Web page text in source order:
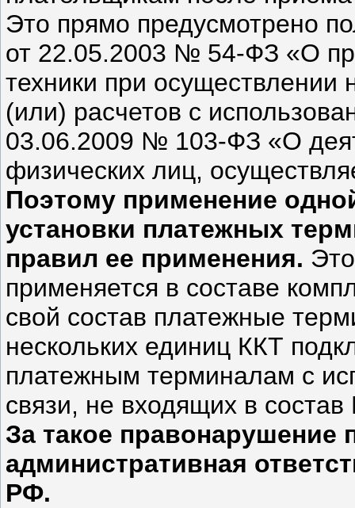
Это прямо предусмотрено
от 22.05.2003 № 54-ФЗ «О
техники при
(или) расчетов с
03.06.2009 № 103-ФЗ «О
физических лиц,
Поэтому применение
установки платежных
правил ее применения.
применяется в составе
свой состав платежные
нескольких единиц ККТ
платежным терминалам с
связи, не входящих в
За такое правонарушение
административная
РФ.